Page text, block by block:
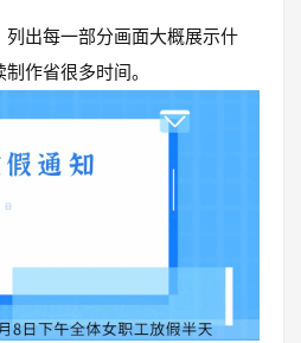
出每一部分画面大概展示什
作省很多时间。